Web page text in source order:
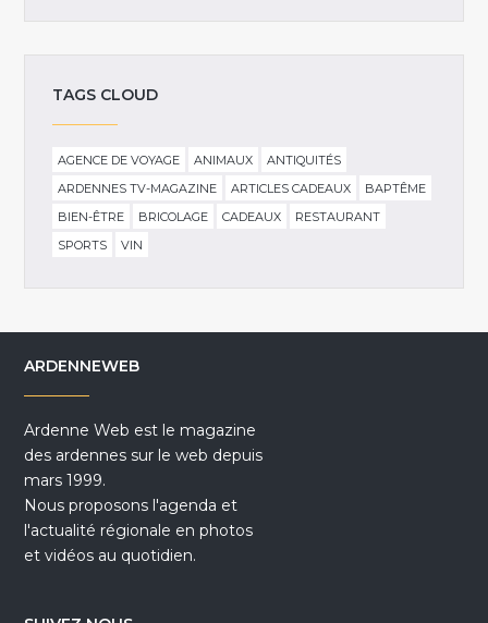
TAGS CLOUD
AGENCE DE VOYAGE ANIMAUX
ANTIQUITÉS
ARDENNES TV-MAGAZINE
ARTICLES CADEAUX
BAPTÊME
BIEN-ÊTRE
BRICOLAGE CADEAUX
RESTAURANT
SPORTS
VIN
ARDENNEWEB
Ardenne Web est le magazine
des ardennes sur le web depuis
mars 1999.
Nous proposons l'agenda et
l'actualité régionale en photos
et vidéos au quotidien.